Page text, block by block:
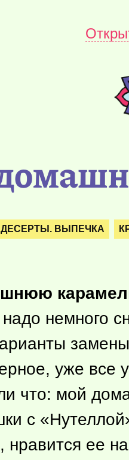
ДЕСЕРТЫ. ВЫПЕЧКА
немного
уже
что: мой
с
нравится ее